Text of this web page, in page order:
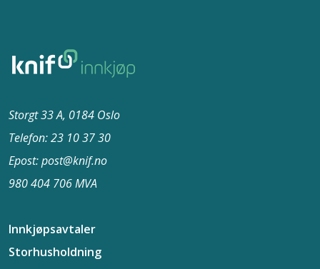
Storgt 33 A, 0184 Oslo
Telefon: 23 10 37​ 30
Epost: post@knif.no
980 404 706 MVA
Innkjøpsavtaler
Storhusholdning